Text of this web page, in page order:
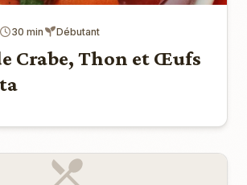
30 min Débutant
Crabe, Thon et Œufs